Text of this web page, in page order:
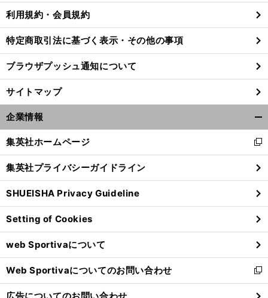
利用規約・会員規約
特定商取引法に基づく表示・その他の事項
ブラウザプッシュ通知について
サイトマップ
企業情報
閉
る
集英社ホームページ
新
し
い
ウ
ィ
ン
ド
ウ
で
開
く
集英社プライバシーガイドライン
SHUEISHA Privacy Guideline
Setting of Cookies
web Sportivaについて
Web Sportivaについてのお問い合わせ
新
し